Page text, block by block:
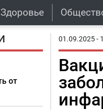
Здоровье
от
01.09.2025 -